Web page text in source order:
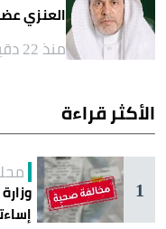
العنزي
منذ 22 دقيقة
الأكثر قراءة
1